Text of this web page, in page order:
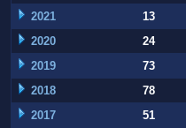
2021
13
2020
24
2019
73
2018
78
2017
51